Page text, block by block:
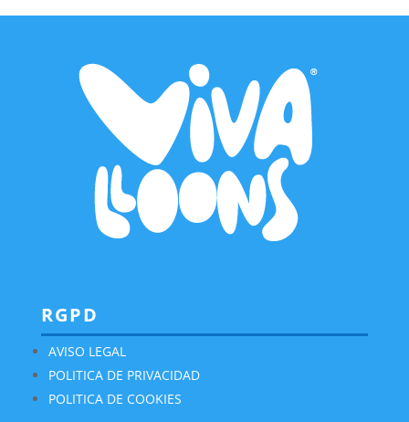
RGPD
AVISO LEGAL
POLITICA DE PRIVACIDAD
POLITICA DE COOKIES